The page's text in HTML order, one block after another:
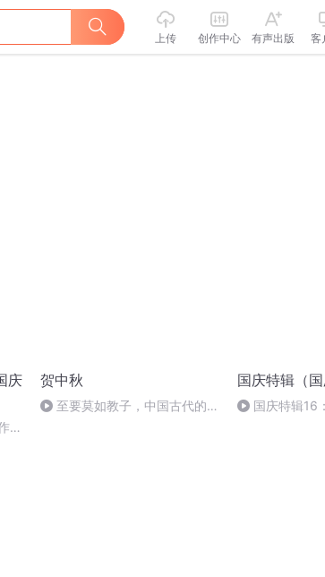
上传 创作中心 有声出版 客
庆
贺中秋
至要莫如教子，中国古代的家
国庆特辑（国
国庆特辑16